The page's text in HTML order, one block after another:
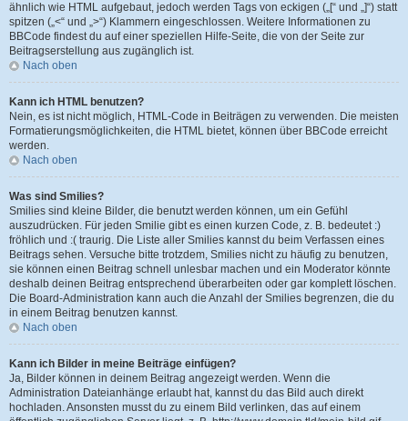
ähnlich wie HTML aufgebaut, jedoch werden Tags von eckigen („[“ und „]“) statt
spitzen („<“ und „>“) Klammern eingeschlossen. Weitere Informationen zu
BBCode findest du auf einer speziellen Hilfe-Seite, die von der Seite zur
Beitragserstellung aus zugänglich ist.
Nach oben
Kann ich HTML benutzen?
Nein, es ist nicht möglich, HTML-Code in Beiträgen zu verwenden. Die meisten
Formatierungsmöglichkeiten, die HTML bietet, können über BBCode erreicht
werden.
Nach oben
Was sind Smilies?
Smilies sind kleine Bilder, die benutzt werden können, um ein Gefühl
auszudrücken. Für jeden Smilie gibt es einen kurzen Code, z. B. bedeutet :)
fröhlich und :( traurig. Die Liste aller Smilies kannst du beim Verfassen eines
Beitrags sehen. Versuche bitte trotzdem, Smilies nicht zu häufig zu benutzen,
sie können einen Beitrag schnell unlesbar machen und ein Moderator könnte
deshalb deinen Beitrag entsprechend überarbeiten oder gar komplett löschen.
Die Board-Administration kann auch die Anzahl der Smilies begrenzen, die du
in einem Beitrag benutzen kannst.
Nach oben
Kann ich Bilder in meine Beiträge einfügen?
Ja, Bilder können in deinem Beitrag angezeigt werden. Wenn die
Administration Dateianhänge erlaubt hat, kannst du das Bild auch direkt
hochladen. Ansonsten musst du zu einem Bild verlinken, das auf einem